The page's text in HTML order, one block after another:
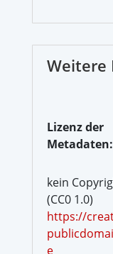
Weitere
Lizenz der
Metadaten:
kein
(CC0 1.0)
https://
e